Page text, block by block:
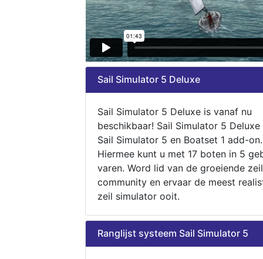
Sail Simulator 5 Deluxe
Sail Simulator 5 Deluxe is vanaf nu
beschikbaar! Sail Simulator 5
Sail Simulator 5 en Boatset 1 add-on.
Hiermee kunt u met 17 boten in 5
varen. Word lid van de groeiende zeil
community en ervaar de meest
zeil simulator ooit.
Ranglijst systeem Sail Simulator 5